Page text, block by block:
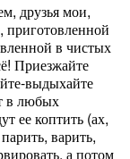
друзья мои,
в чистых
Приезжайте
выдыхайте
в любых
ее коптить (ах,
варить,
а потом